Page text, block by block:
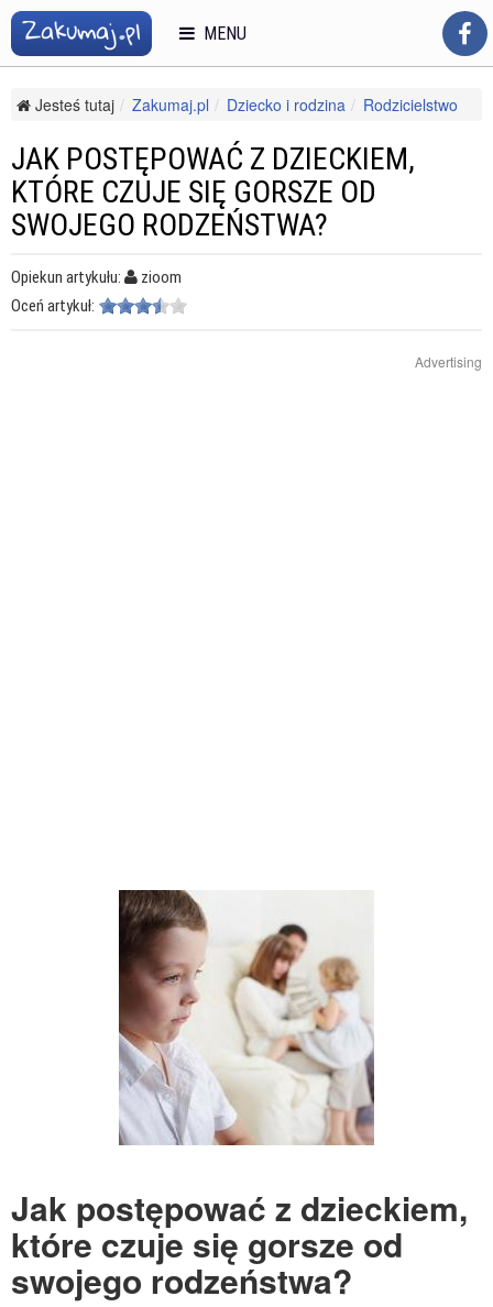
Jesteś tutaj Zakumaj.pl Dziecko i rodzina
Rodzicielstwo
Jak postępować z dzieckiem, które czuje się gorsze od swojego
rodzeństwa?
JAK POSTĘPOWAĆ Z DZIECKIEM,
KTÓRE CZUJE SIĘ GORSZE OD
SWOJEGO RODZEŃSTWA?
Opiekun artykułu:
zioom
Oceń artykuł:
Advertising
Jak postępować z dzieckiem,
które czuje się gorsze od
swojego rodzeństwa?
MENU